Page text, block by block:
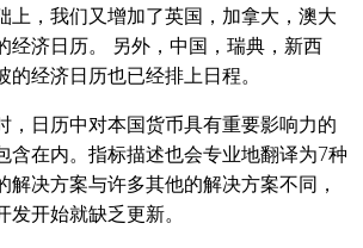
上，我们又增加了英国，加拿大，澳大
经济日历。 另外，中国，瑞典，新西
经济日历也已经排上日程。
，日历中对本国货币具有重要影响力的
含在内。指标描述也会专业地翻译为7种
解决方案与许多其他的解决方案不同，
开始就缺乏更新。